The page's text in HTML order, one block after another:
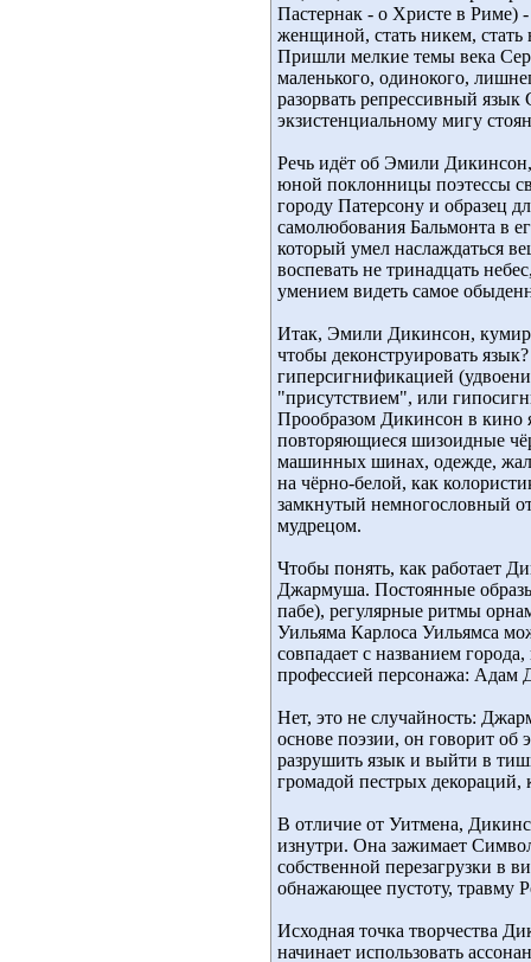
Пастернак - о Христе в Риме)
женщиной, стать никем,
Пришли мелкие темы века
маленького, одинокого,
разорвать репрессивный
экзистенциальному мигу
Речь идёт об Эмили
юной поклонницы поэтессы
городу Патерсону и образец
самолюбования Бальмонта в
который умел наслаждаться
воспевать не тринадцать
умением видеть самое
Итак, Эмили Дикинсон, кумир
чтобы деконструировать
гиперсигнификацией
"присутствием", или
Прообразом Дикинсон в кино
повторяющиеся шизоидные
машинных шинах, одежде,
на чёрно-белой, как
замкнутый немногословный
мудрецом.
Чтобы понять, как работает
Джармуша. Постоянные
пабе), регулярные ритмы
Уильяма Карлоса Уильямса
совпадает с названием
профессией персонажа: Адам
Нет, это не случайность:
основе поэзии, он говорит об
разрушить язык и выйти в
громадой пестрых декораций,
В отличие от Уитмена,
изнутри. Она зажимает
собственной перезагрузки в
обнажающее пустоту, травму
Исходная точка творчества
начинает использовать